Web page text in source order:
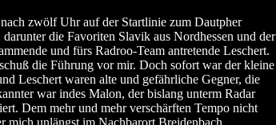
zwölf Uhr auf der Startlinie zum Dautpher
die Favoriten Slavik aus Nordhessen und der
und fürs Radroo-Team antretende Leschert.
die Führung vor mir. Doch sofort war der kleine
Leschert waren alte und gefährliche Gegner, die
war indes Malon, der bislang unterm Radar
Dem mehr und mehr verschärften Tempo nicht
mich unlängst im Nachbarort Breidenbach